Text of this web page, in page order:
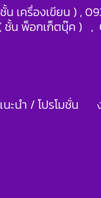
น เครื่องเขียน ) ,
ชั้น พ็อกเก็ตบุ๊ค ) ,
ะนำ / โปรโมชั่น